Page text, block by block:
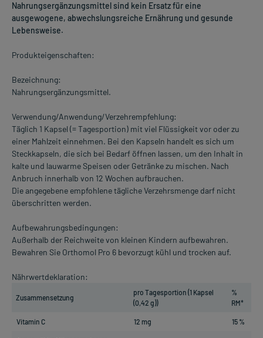
Nahrungsergänzungsmittel sind kein Ersatz für eine
ausgewogene, abwechslungsreiche Ernährung und gesunde
Lebensweise.
Produkteigenschaften:
Bezeichnung:
Nahrungsergänzungsmittel.
Verwendung/Anwendung/Verzehrempfehlung:
Täglich 1 Kapsel (= Tagesportion) mit viel Flüssigkeit vor oder zu
einer Mahlzeit einnehmen. Bei den Kapseln handelt es sich um
Steckkapseln, die sich bei Bedarf öffnen lassen, um den Inhalt in
kalte und lauwarme Speisen oder Getränke zu mischen. Nach
Anbruch innerhalb von 12 Wochen aufbrauchen.
Die angegebene empfohlene tägliche Verzehrsmenge darf nicht
überschritten werden.
Aufbewahrungsbedingungen:
Außerhalb der Reichweite von kleinen Kindern aufbewahren.
Bewahren Sie Orthomol Pro 6 bevorzugt kühl und trocken auf.
Nährwertdeklaration:
Zusammensetzung
pro Tagesportion (1 Kapsel
(0,42 g))
%
RM*
Vitamin C 12 mg 15 %